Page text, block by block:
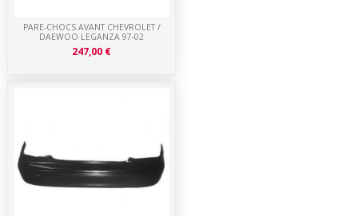
PARE-CHOCS AVANT CHEVROLET /
DAEWOO LEGANZA 97-02
247,00 €